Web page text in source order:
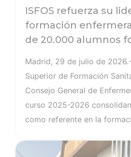
Fuentes.
ISFOS refuerza su
formación
de 20.000 alumnos
Madrid, 29 de julio de
Superior de Formación
Consejo General de
curso 2025-2026
como referente en la
marcado por el